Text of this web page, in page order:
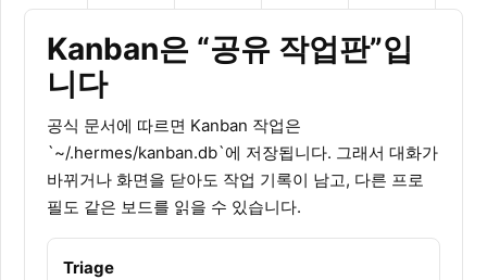
Kanban은 “공유 작업판”입
니다
공식 문서에 따르면 Kanban 작업은
`~/.hermes/kanban.db`에 저장됩니다. 그래서 대화가
바뀌거나 화면을 닫아도 작업 기록이 남고, 다른 프로
필도 같은 보드를 읽을 수 있습니다.
Triage